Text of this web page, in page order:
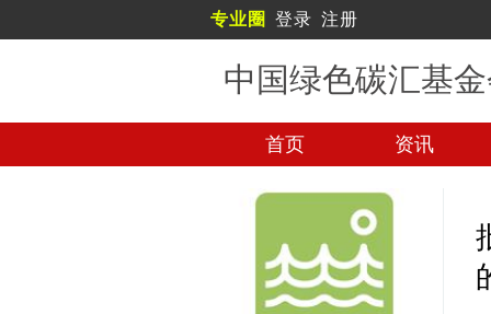
专业圈 登录 注册
中国绿色碳汇基
首页 资讯